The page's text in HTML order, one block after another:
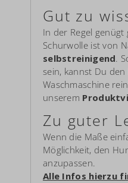
Gut zu
In der Regel
Schurwolle ist von
selbstreinigend.
sein, kannst Du den
Waschmaschine
unserem
Zu guter
Wenn die Maße
Möglichkeit, den
anzupassen.
Alle Infos hierzu